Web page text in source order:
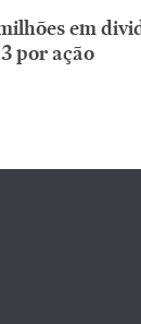
em
por ação